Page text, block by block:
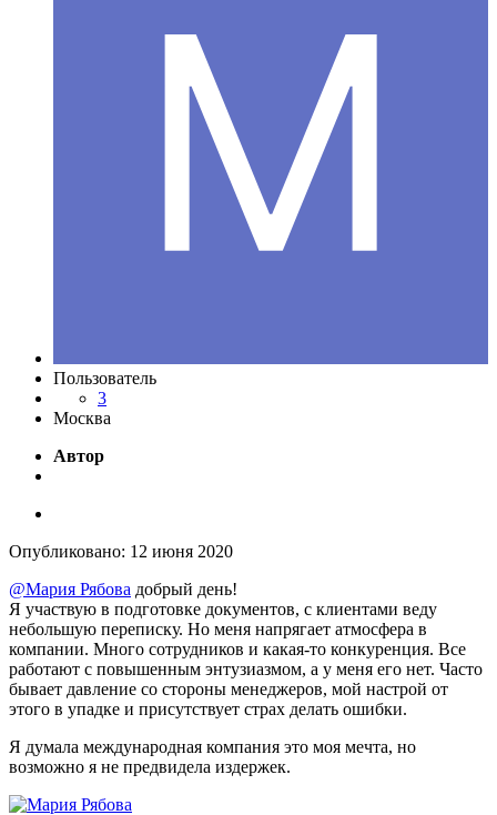
Пользователь
3
Москва
Автор
Опубликовано: 12 июня 2020
@Мария Рябова добрый день!
Я участвую в подготовке документов, с клиентами веду
небольшую переписку. Но меня напрягает атмосфера в
компании. Много сотрудников и какая-то конкуренция. Все
работают с повышенным энтузиазмом, а у меня его нет. Часто
бывает давление со стороны менеджеров, мой настрой от
этого в упадке и присутствует страх делать ошибки.
Я думала международная компания это моя мечта, но
возможно я не предвидела издержек.